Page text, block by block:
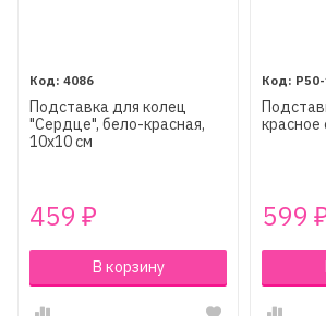
4086
Подставка для колец
"Сердце", бело-красная,
10х10 см
459 ₽
В корзину
599